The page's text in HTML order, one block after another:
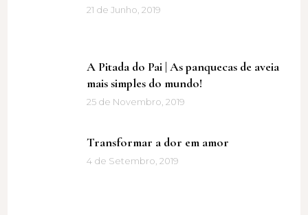
21 de Junho, 2019
A Pitada do Pai | As panquecas de aveia
mais simples do mundo!
25 de Novembro, 2019
Transformar a dor em amor
4 de Setembro, 2019